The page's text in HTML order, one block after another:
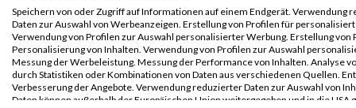
Speichern von oder Zugriff auf Informationen auf einem Endgerät. Verwendung
Daten zur Auswahl von Werbeanzeigen. Erstellung von Profilen für
Verwendung von Profilen zur Auswahl personalisierter Werbung. Erstellung von
Personalisierung von Inhalten. Verwendung von Profilen zur Auswahl
Messung der Werbeleistung. Messung der Performance von Inhalten. Analyse
durch Statistiken oder Kombinationen von Daten aus verschiedenen Quellen.
Verbesserung der Angebote. Verwendung reduzierter Daten zur Auswahl von
Daten können außerhalb der Europäischen Union weitergegeben und in die USA